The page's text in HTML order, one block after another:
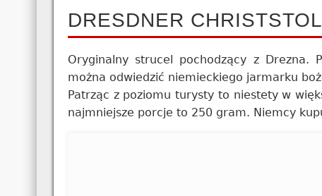
DRESDNER
Oryginalny strucel pochodzący z Drezna.
można odwiedzić niemieckiego jarmarku
Patrząc z poziomu turysty to niestety w
najmniejsze porcje to 250 gram. Niemcy